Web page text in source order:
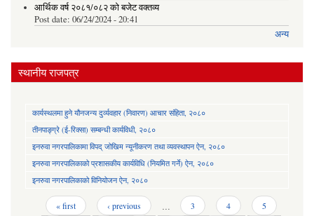
आर्थिक वर्ष २०८१/०८२ को बजेट वक्तव्य
Post date: 06/24/2024 - 20:41
अन्य
स्थानीय राजपत्र
कार्यस्थलमा हुने यौनजन्य दुर्व्यवहार (निवारण) आचार संहिता, २०८०
तीनपाङ्ग्रे (ई-रिक्सा) सम्बन्धी कार्यविधी, २०८०
इनरुवा नगरपालिकामा विपद् जोखिम न्यूनीकरण तथा व्यवस्थापन ऐन, २०८०
इनरुवा नगरपालिकाको प्रशासकीय कार्यविधि (नियमित गर्ने) ऐन, २०८०
इनरुवा नगरपालिकाको विनियोजन ऐन, २०८०
Pages « first ‹ previous … 3 4
5